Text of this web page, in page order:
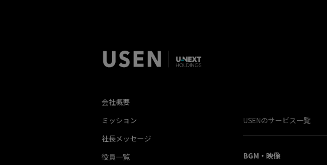
会社概要
ミッション
社長メッセージ
役員一覧
USENのサービス一覧
BGM・映像